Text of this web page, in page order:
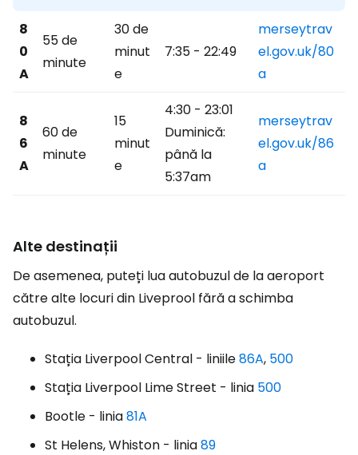
8
0
A
55 de
minute
30 de
minut
e
7:35 - 22:49
merseytrav
el.gov.uk/80
a
8
6
A
60 de
minute
15
minut
e
4:30 - 23:01
Duminică:
până la
5:37am
merseytrav
el.gov.uk/86
a
Alte destinații
De asemenea, puteți lua autobuzul de la aeroport
către alte locuri din Liveprool fără a schimba
autobuzul.
Stația Liverpool Central - liniile86A, 500
Stația Liverpool Lime Street - linia 500
Bootle - linia81A
St Helens, Whiston - linia89